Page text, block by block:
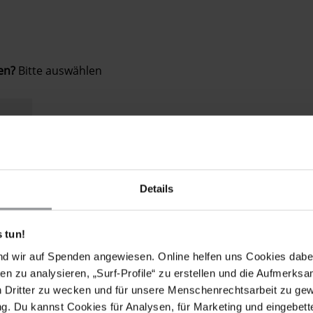
Details
tun!
wir auf Spenden angewiesen. Online helfen uns Cookies
zu analysieren, „Surf-Profile“ zu erstellen und die
Dritter zu wecken und für unsere Menschenrechtsarbeit zu
Du kannst Cookies für Analysen, für Marketing und
Bitte auswählen
aus Karatschi. Er wurde Opfer des
von Angehörigen der Abteilung für
Seither ist sein Aufenthaltsort unbekannt, und
seitens der Polizei, als sie eine angemessene
die Behörden darin nicht genannt. Am 25. April wurde